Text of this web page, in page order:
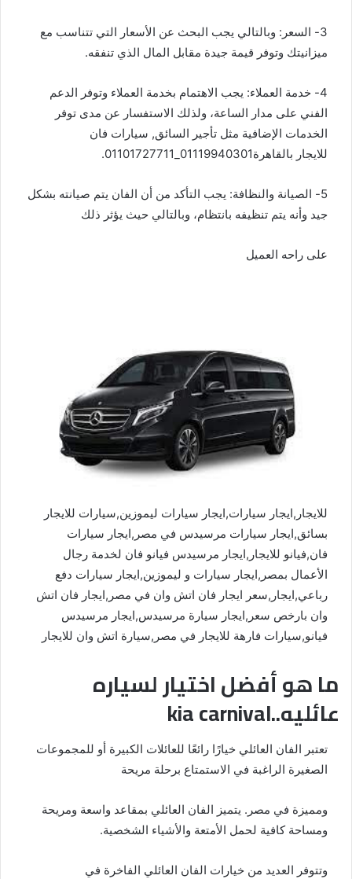
3- السعر: وبالتالي يجب البحث عن الأسعار التي تتناسب مع
ميزانيتك وتوفر قيمة جيدة مقابل المال الذي تنفقه.
4- خدمة العملاء: يجب الاهتمام بخدمة العملاء وتوفر الدعم
الفني على مدار الساعة، ولذلك الاستفسار عن مدى توفر
الخدمات الإضافية مثل تأجير السائق, سيارات فان
للايجار بالقاهرة01119940301_01101727711.
5- الصيانة والنظافة: يجب التأكد من أن الفان يتم صيانته بشكل
جيد وأنه يتم تنظيفه بانتظام، وبالتالي حيث يؤثر ذلك
على راحه العميل
للايجار,ايجار سيارات,ايجار سيارات ليموزين,سيارات للايجار
بسائق,ايجار سيارات مرسيدس في مصر,ايجار سيارات
فان,فيانو للايجار,ايجار مرسيدس فيانو فان لخدمة رجال
الأعمال بمصر,ايجار سيارات و ليموزين,ايجار سيارات دفع
رباعي,ايجار,سعر ايجار فان اتش وان في مصر,ايجار فان اتش
وان بارخص سعر,ايجار سيارة مرسيدس,ايجار مرسيدس
فيانو,سيارات فارهة للايجار في مصر,سيارة اتش وان للايجار
ما هو أفضل اختيار لسياره
عائليه..kia carnival
تعتبر الفان العائلي خيارًا رائعًا للعائلات الكبيرة أو للمجموعات
الصغيرة الراغبة في الاستمتاع برحلة مريحة
ومميزة في مصر. يتميز الفان العائلي بمقاعد واسعة ومريحة
ومساحة كافية لحمل الأمتعة والأشياء الشخصية.
وتتوفر العديد من خيارات الفان العائلي الفاخرة في